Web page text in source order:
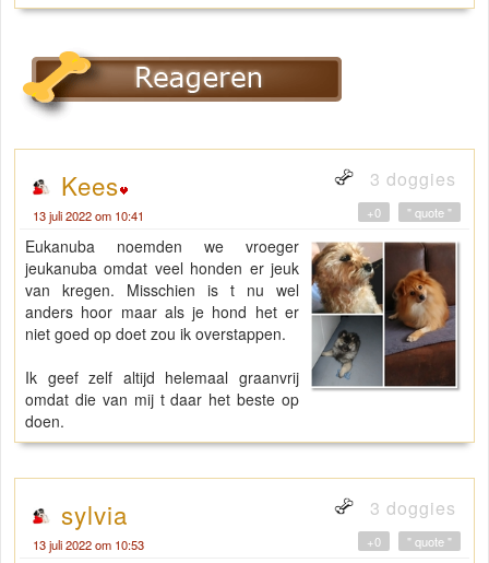
Kees 3 doggies
13 juli 2022 om 10:41 " quote "
+0
Eukanuba noemden we vroeger
jeukanuba omdat veel honden er jeuk
van kregen. Misschien is t nu wel
anders hoor maar als je hond het er
niet goed op doet zou ik overstappen.
Ik geef zelf altijd helemaal graanvrij
omdat die van mij t daar het beste op
doen.
sylvia 3 doggies
13 juli 2022 om 10:53 " quote "
+0